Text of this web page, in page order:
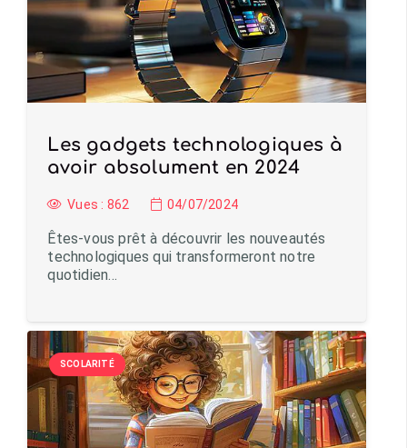
Les gadgets technologiques à
avoir absolument en 2024
Vues : 862 04/07/2024
Êtes-vous prêt à découvrir les nouveautés
technologiques qui transformeront notre
quotidien…
SCOLARITÉ